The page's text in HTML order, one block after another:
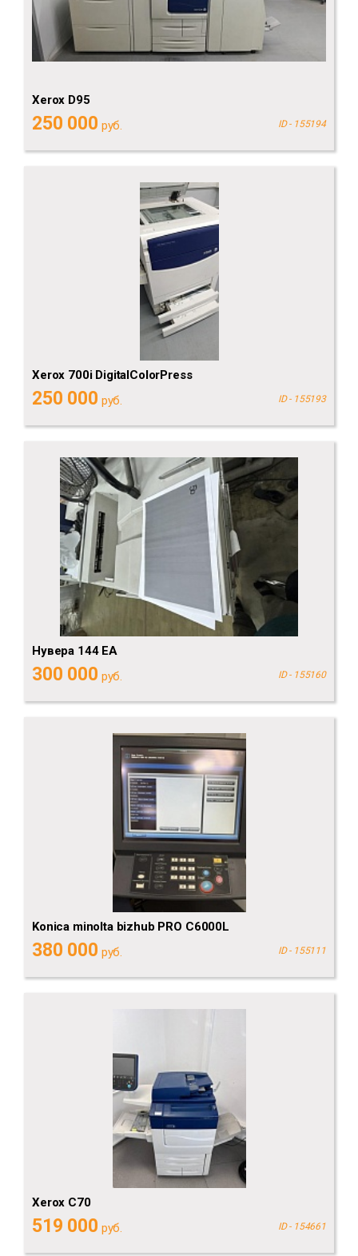
Xerox D95
250 000 руб. ID - 155194
Xerox 700i DigitalColorPress
250 000 руб. ID - 155193
Нувера 144 ЕА
300 000 руб. ID - 155160
Konica minolta bizhub PRO C6000L
380 000 руб. ID - 155111
Xerox C70
519 000 руб. ID - 154661